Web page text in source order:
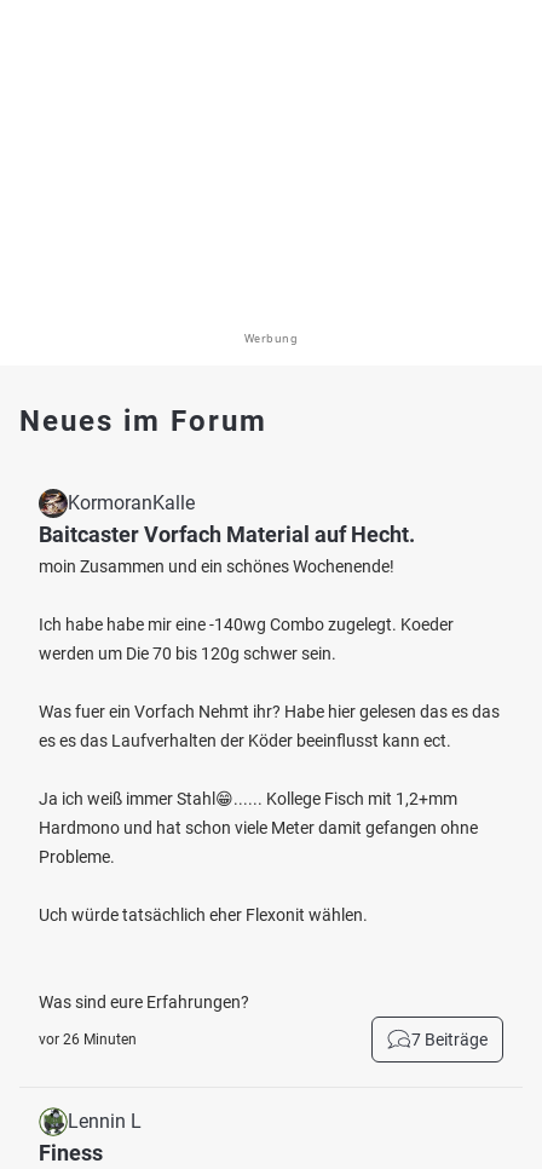
Werbung
Neues im Forum
KormoranKalle
Baitcaster Vorfach Material auf Hecht.
moin Zusammen und ein schönes Wochenende!
Ich habe habe mir eine -140wg Combo zugelegt. Koeder
werden um Die 70 bis 120g schwer sein.
Was fuer ein Vorfach Nehmt ihr? Habe hier gelesen das es das
es es das Laufverhalten der Köder beeinflusst kann ect.
Ja ich weiß immer Stahl😁...... Kollege Fisch mit 1,2+mm
Hardmono und hat schon viele Meter damit gefangen ohne
Probleme.
Uch würde tatsächlich eher Flexonit wählen.
Was sind eure Erfahrungen?
vor 26 Minuten 7 Beiträge
Lennin L
Finess